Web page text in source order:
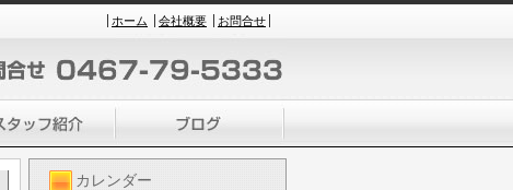
ホーム 会社概要 お問合せ
カレンダー